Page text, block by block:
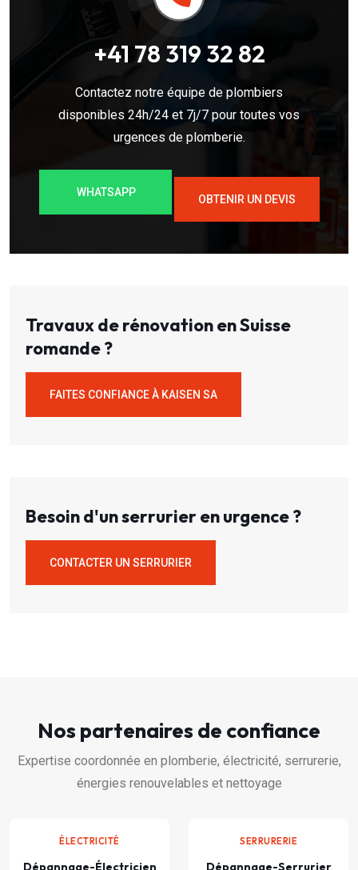
+41 78 319 32 82
Contactez notre équipe de plombiers
disponibles 24h/24 et 7j/7 pour toutes vos
urgences de plomberie.
WHATSAPP
OBTENIR UN DEVIS
Travaux de rénovation en Suisse
romande ?
FAITES CONFIANCE À KAISEN SA
Besoin d'un serrurier en urgence ?
CONTACTER UN SERRURIER
Nos partenaires de confiance
Expertise coordonnée en plomberie, électricité, serrurerie,
énergies renouvelables et nettoyage
ÉLECTRICITÉ
Dépannage-Électricien
SERRURERIE
Dépannage-Serrurier